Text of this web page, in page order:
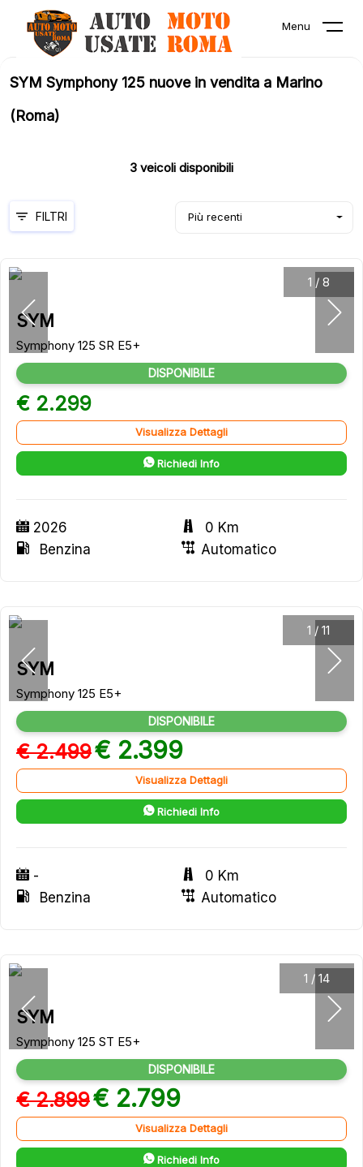
Menu
SYM Symphony 125 nuove in vendita a Marino
(Roma)
3 veicoli disponibili
Più recenti
FILTRI
1 / 8
SYM
Symphony 125 SR E5+
DISPONIBILE
€ 2.299
Visualizza Dettagli
Richiedi Info
2026
0 Km
Benzina
Automatico
1 / 11
SYM
Symphony 125 E5+
DISPONIBILE
€ 2.499€ 2.399
Visualizza Dettagli
Richiedi Info
-
0 Km
Benzina
Automatico
1 / 14
SYM
Symphony 125 ST E5+
DISPONIBILE
€ 2.899€ 2.799
Visualizza Dettagli
Richiedi Info